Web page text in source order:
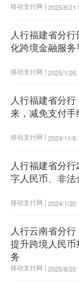
移动支付网 | 2025/8/21
人行福建省分
化跨境金融服务
移动支付网 | 2025/1/26
人行福建省分
来，减免支付
移动支付网 | 2024/11/6
人行福建省分
字人民币、非
移动支付网 | 2024/1/20
人行云南省分行
提升跨境人民
务
移动支付网 | 2025/8/20